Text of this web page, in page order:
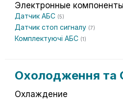
Электронные компоненты
Датчик АБС (5)
Датчик стоп сигналу (7)
Комплектуючі АБС (1)
Охолодження та
Охлаждение